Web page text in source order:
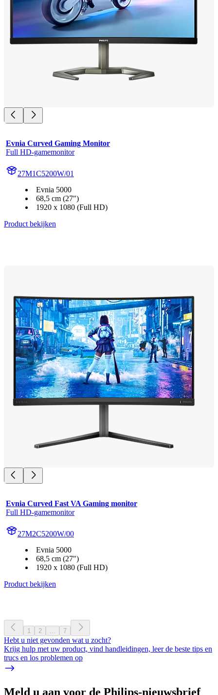
Evnia Curved Gaming Monitor
Full HD-gamemonitor
27M1C5200W/01
Evnia 5000
68,5 cm (27")
1920 x 1080 (Full HD)
Product bekijken
Evnia Curved Fast VA Gaming monitor
Full HD-gamemonitor
27M2C5200W/00
Evnia 5000
68,5 cm (27")
1920 x 1080 (Full HD)
Product bekijken
1 2 ... 7
Hebt u niet gevonden wat u zocht?
Krijg hulp met uw product, vind handleidingen, leer de beste tips en
trucs en los problemen op
Meld u aan voor de Philips-nieuwsbrief